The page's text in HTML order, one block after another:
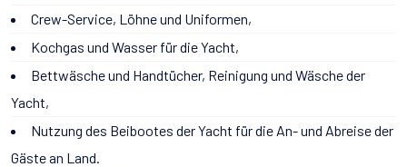
Crew-Service, Löhne und Uniformen,
Kochgas und Wasser für die Yacht,
Bettwäsche und Handtücher, Reinigung und Wäsche der
Yacht,
Nutzung des Beibootes der Yacht für die An- und Abreise der
Gäste an Land.